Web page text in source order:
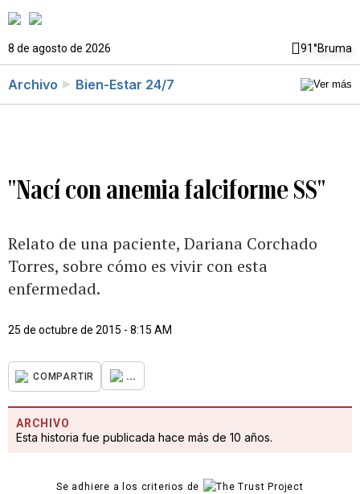
8 de agosto de 2026 91°Bruma
Archivo Bien-Estar 24/7
"Nací con anemia falciforme SS"
Relato de una paciente, Dariana Corchado
Torres, sobre cómo es vivir con esta
enfermedad.
25 de octubre de 2015 - 8:15 AM
COMPARTIR ...
ARCHIVO
Esta historia fue publicada hace más de 10 años.
Se adhiere a los criterios de